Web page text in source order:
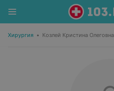
Хирургия • Козлей Кристина Олеговна